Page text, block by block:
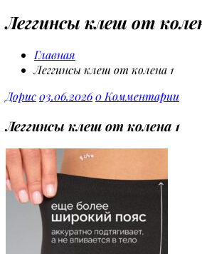
Леггинсы клеш от
Главная
Леггинсы клеш от колена 1
Дорис03.06.20260 Комментарии
Леггинсы клеш от колена 1